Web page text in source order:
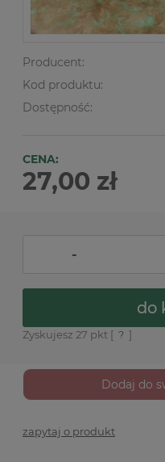
Producent:
Kod produktu:
Dostępność:
CENA:
27,00 zł
-
do
Zyskujesz 27 pkt [ ? ]
Dodaj do
zapytaj o produkt